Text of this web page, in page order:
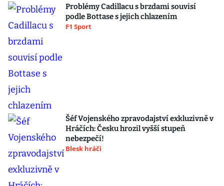
Problémy Cadillacu s brzdami souvisí
podle Bottase s jejich chlazením
F1 Sport
Šéf Vojenského zpravodajství exkluzivně v
Hráčích: Česku hrozil vyšší stupeň
nebezpečí!
Blesk hráči